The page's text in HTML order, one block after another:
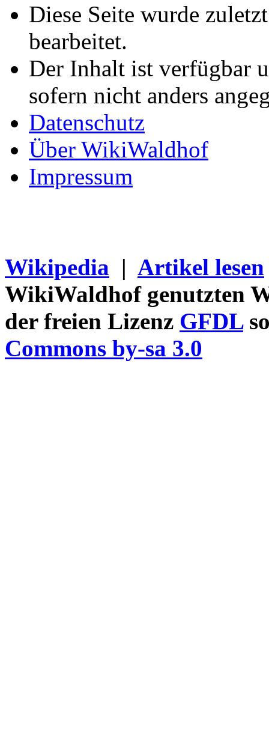
Diese Seite wurde
bearbeitet.
Der Inhalt ist verfügbar
sofern nicht anders
Datenschutz
Über WikiWaldhof
Impressum
Wikipedia | Artikel lesen
WikiWaldhof genutzten
der freien Lizenz GFDL
Commons by-sa 3.0